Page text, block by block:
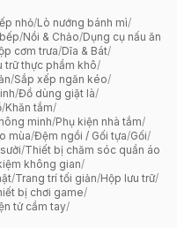
nhỏ/Lò nướng bánh mì/
/Nồi & Chảo/Dụng cụ nấu ăn
cơm trưa/Dĩa & Bát/
trữ thực phẩm khô/
/Sắp xếp ngăn kéo/
/Đồ dùng giặt là/
/Khăn tắm/
minh/Phụ kiện nhà tắm/
mùa/Đệm ngồi / Gối tựa/Gối/
/Thiết bị chăm sóc quần áo
không gian/
/Trang trí tối giản/Hộp lưu trữ/
bị chơi game/
tử cầm tay/